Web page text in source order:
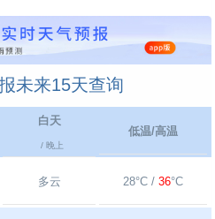
未来15天查询
白天
/ 晚上
低温/高温
多云 28°C / 36°C